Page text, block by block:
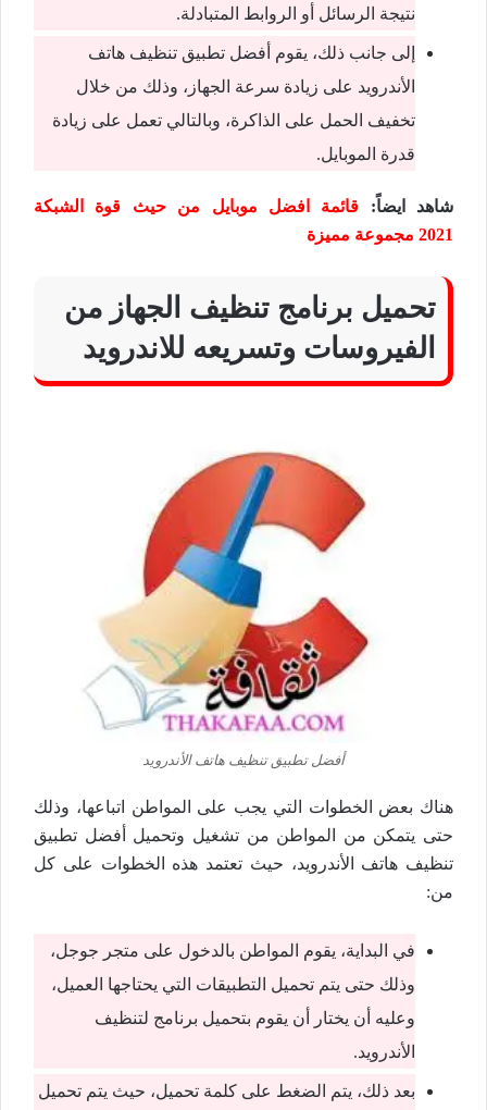
نتيجة الرسائل أو الروابط المتبادلة.
إلى جانب ذلك، يقوم أفضل تطبيق تنظيف هاتف
الأندرويد على زيادة سرعة الجهاز، وذلك من خلال
تخفيف الحمل على الذاكرة، وبالتالي تعمل على زيادة
قدرة الموبايل.
شاهد ايضاً: قائمة افضل موبايل من حيث قوة الشبكة
2021 مجموعة مميزة
تحميل برنامج تنظيف الجهاز من
الفيروسات وتسريعه للاندرويد
أفضل تطبيق تنظيف هاتف الأندرويد
هناك بعض الخطوات التي يجب على المواطن اتباعها، وذلك
حتى يتمكن من المواطن من تشغيل وتحميل أفضل تطبيق
تنظيف هاتف الأندرويد، حيث تعتمد هذه الخطوات على كل
من:
في البداية، يقوم المواطن بالدخول على متجر جوجل،
وذلك حتى يتم تحميل التطبيقات التي يحتاجها العميل،
وعليه أن يختار أن يقوم بتحميل برنامج لتنظيف
الأندرويد.
بعد ذلك، يتم الضغط على كلمة تحميل، حيث يتم تحميل